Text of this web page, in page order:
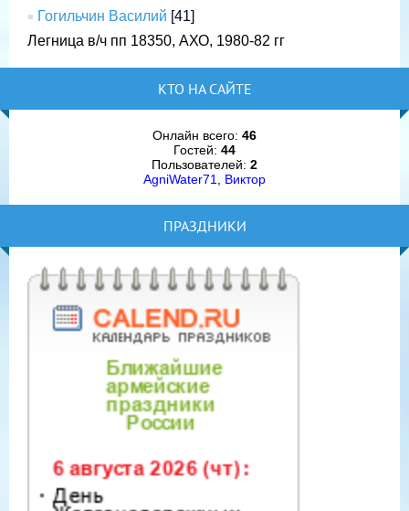
Гогильчин Василий [41]
Легница в/ч пп 18350, АХО, 1980-82 гг
КТО НА САЙТЕ
Онлайн всего: 46
Гостей: 44
Пользователей: 2
AgniWater71
Виктор
ПРАЗДНИКИ